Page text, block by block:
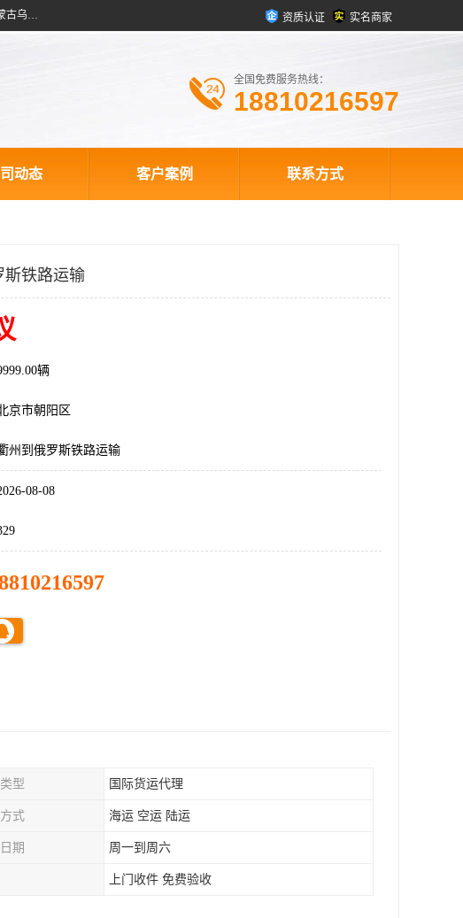
北京跃瑞航星国际货运代理有限公司是一家北京到蒙古乌兰巴托物流专线公司，主营业务：蒙古乌兰巴托空运专线、蒙古乌兰巴托汽运专线、蒙古乌兰巴托散货拼箱、蒙古乌兰巴托双清包税、蒙古乌兰巴托铁路运输等运输服务。以北京为中心服务于全国各地，运输能力及代理网络覆盖蒙古、俄罗斯、中亚五国各主要城市及站点。 资质认证 实名商家
全国免费服务热线：
18810216597
动态 客户案例 联系方式
斯铁路运输
辆
京市朝阳区
州到俄罗斯铁路运输
08-08
型 国际货运代理
式 海运 空运 陆运
期 周一到周六
上门收件 免费验收